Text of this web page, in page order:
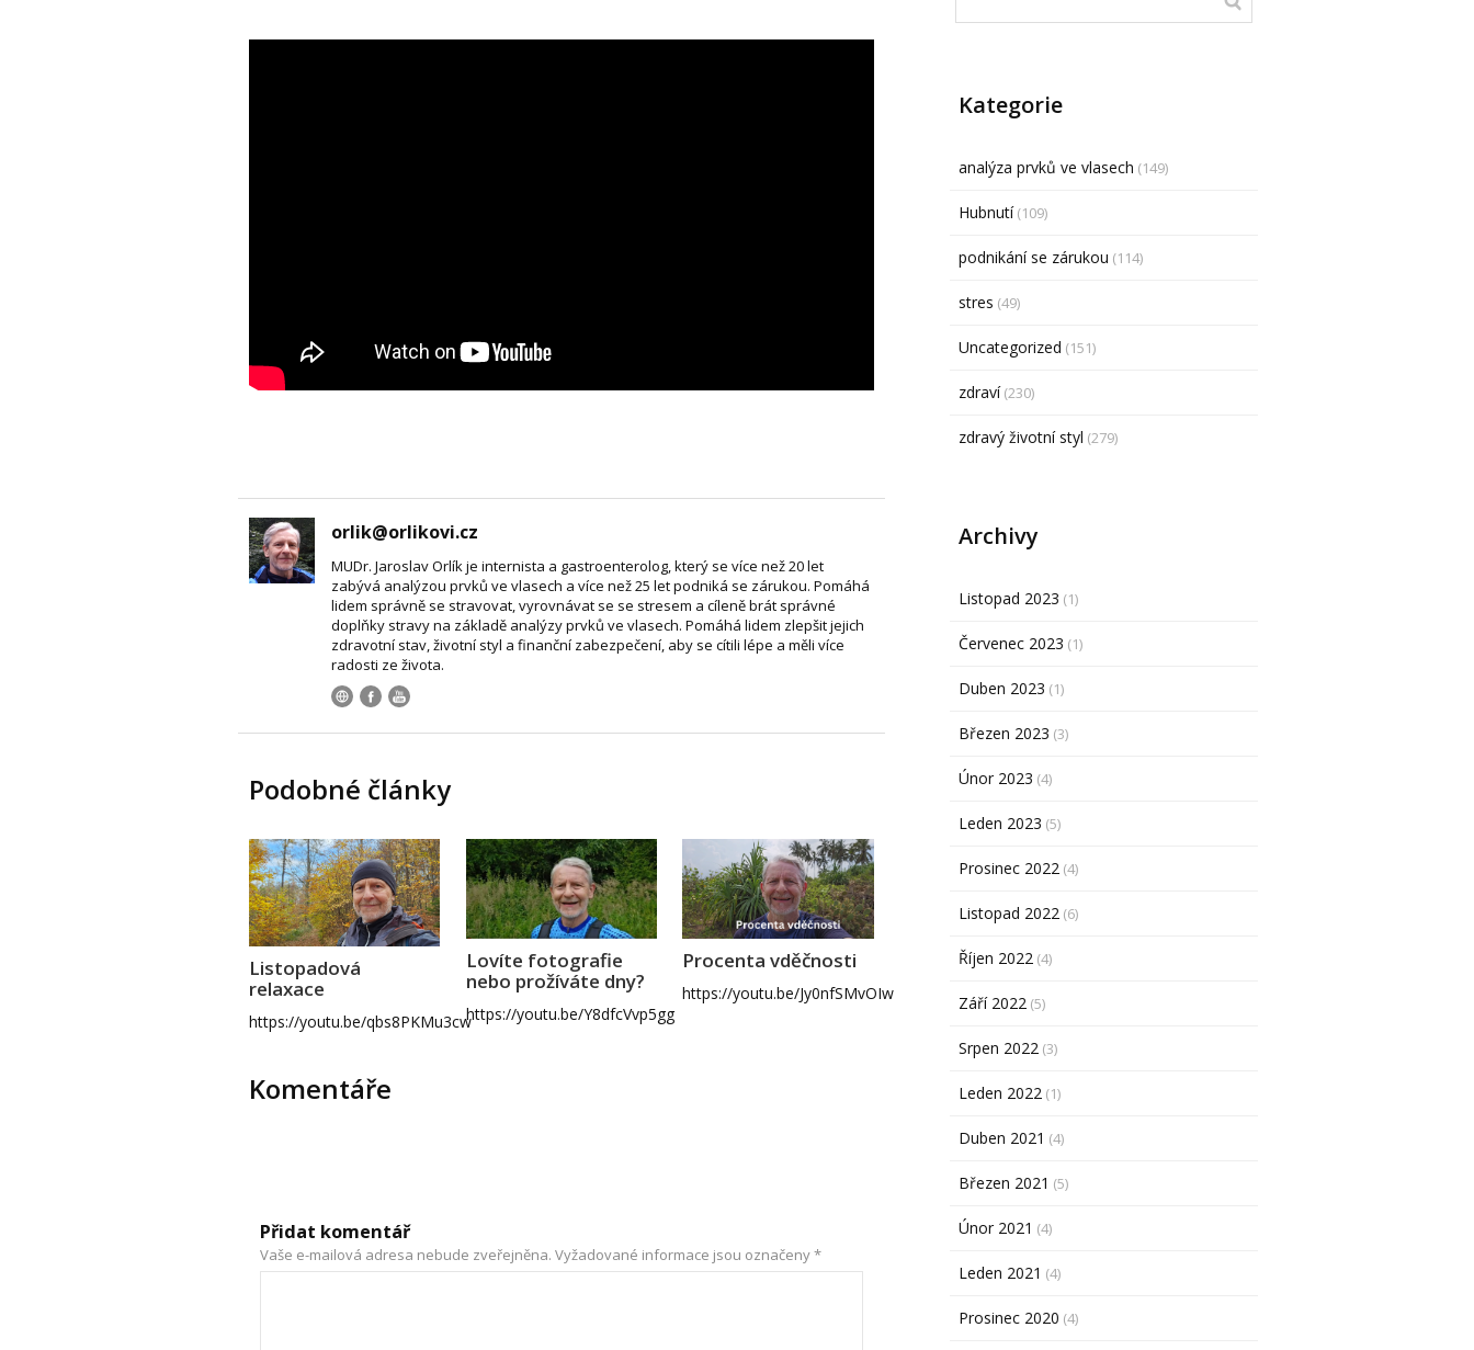
orlik@orlikovi.cz
MUDr. Jaroslav Orlík je internista a gastroenterolog, který se více než 20 let
zabývá analýzou prvků ve vlasech a více než 25 let podniká se zárukou. Pomáhá
lidem správně se stravovat, vyrovnávat se se stresem a cíleně brát správné
doplňky stravy na základě analýzy prvků ve vlasech. Pomáhá lidem zlepšit jejich
zdravotní stav, životní styl a finanční zabezpečení, aby se cítili lépe a měli více
radosti ze života.
Podobné články
Listopadová
relaxace
https://youtu.be/qbs8PKMu3cw
Lovíte fotografie
nebo prožíváte dny?
https://youtu.be/Y8dfcVvp5gg
Procenta vděčnosti
https://youtu.be/Jy0nfSMvOIw
Komentáře
Přidat komentář
Vaše e-mailová adresa nebude zveřejněna. Vyžadované informace jsou označeny*
Kategorie
analýza prvků ve vlasech (149)
Hubnutí(109)
podnikání se zárukou (114)
stres (49)
Uncategorized (151)
zdraví(230)
zdravý životní styl (279)
Archivy
Listopad 2023 (1)
Červenec 2023 (1)
Duben 2023 (1)
Březen 2023 (3)
Únor 2023 (4)
Leden 2023 (5)
Prosinec 2022 (4)
Listopad 2022 (6)
Říjen 2022 (4)
Září 2022 (5)
Srpen 2022 (3)
Leden 2022 (1)
Duben 2021 (4)
Březen 2021 (5)
Únor 2021 (4)
Leden 2021 (4)
Prosinec 2020 (4)